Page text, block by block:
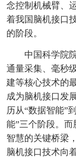
念控制机械臂、
着我国脑机接口
的阶段。
中国科学院
通量采集、毫秒
建等核心技术的
成为脑机接口发
历从“数据智能”
能”三个阶段。
智慧的关键桥梁
脑机接口技术向